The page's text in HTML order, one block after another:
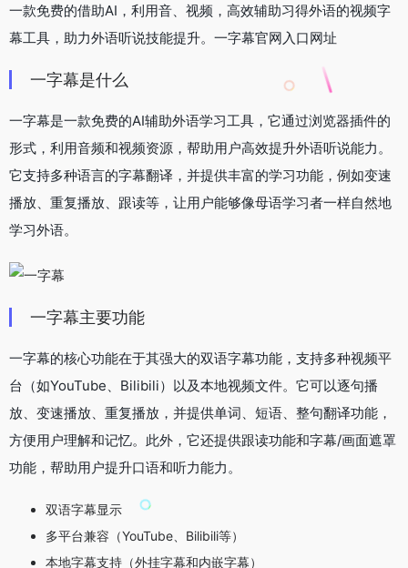
一款免费的借助AI，利用音、视频，高效辅助习得外语的视频字
幕工具，助力外语听说技能提升。一字幕官网入口网址
一字幕是什么
一字幕是一款免费的AI辅助外语学习工具，它通过浏览器插件的
形式，利用音频和视频资源，帮助用户高效提升外语听说能力。
它支持多种语言的字幕翻译，并提供丰富的学习功能，例如变速
播放、重复播放、跟读等，让用户能够像母语学习者一样自然地
学习外语。
一字幕主要功能
一字幕的核心功能在于其强大的双语字幕功能，支持多种视频平
台（如YouTube、Bilibili）以及本地视频文件。它可以逐句播
放、变速播放、重复播放，并提供单词、短语、整句翻译功能，
方便用户理解和记忆。此外，它还提供跟读功能和字幕/画面遮罩
功能，帮助用户提升口语和听力能力。
双语字幕显示
多平台兼容（YouTube、Bilibili等）
本地字幕支持（外挂字幕和内嵌字幕）